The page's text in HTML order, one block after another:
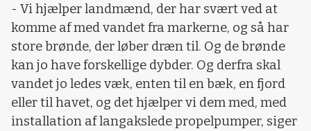
- Vi hjælper landmænd, der har svært ved at
komme af med vandet fra markerne, og så har
store brønde, der løber dræn til. Og de brønde
kan jo have forskellige dybder. Og derfra skal
vandet jo ledes væk, enten til en bæk, en fjord
eller til havet, og det hjælper vi dem med, med
installation af langakslede propelpumper, siger